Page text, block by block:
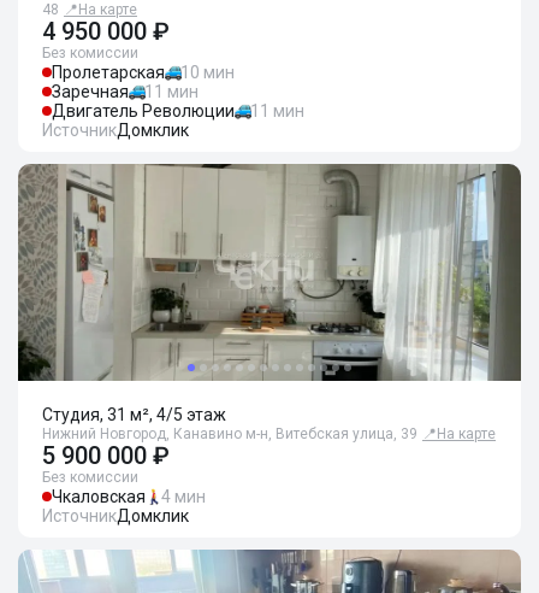
48 📍 На карте
4 950 000 ₽
Без комиссии
Пролетарская
10 мин
Заречная
11 мин
Двигатель Революции
11 мин
ИсточникДомклик
Студия, 31 м², 4/5 этаж
Нижний Новгород, Канавино м-н, Витебская улица, 39 📍 На карте
5 900 000 ₽
Без комиссии
Чкаловская
4 мин
ИсточникДомклик